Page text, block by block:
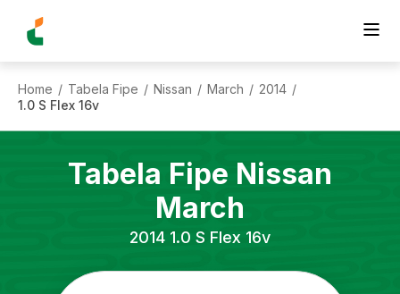
Home / Tabela Fipe / Nissan / March / 2014 /
1.0 S Flex 16v
Tabela Fipe Nissan
March
2014 1.0 S Flex 16v